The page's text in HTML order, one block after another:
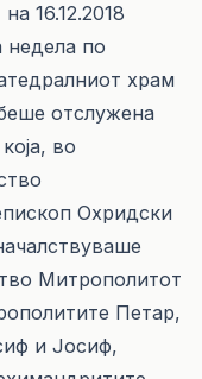
16.12.2018
недела по
храм
отслужена
во
Охридски
Митрополитот
Петар,
и Јосиф,